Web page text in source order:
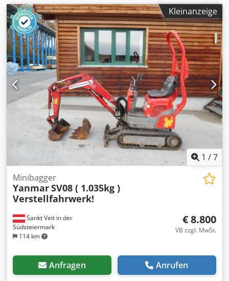
Kleinanzeige
1 /7
Sankt Veit in der
Südsteiermark
114 km
Minibagger
YanmarSV08 ( 1.035kg )
Verstellfahrwerk!
€ 8.800
VB zzgl. MwSt.
Anfragen Anrufen